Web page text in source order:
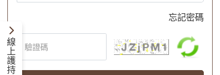
忘記密碼
線
上
護
持